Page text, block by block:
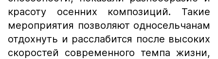
красоту осенних композиций. Такие
мероприятия позволяют односельчанам
отдохнуть и расслабится после высоких
скоростей современного темпа жизни,